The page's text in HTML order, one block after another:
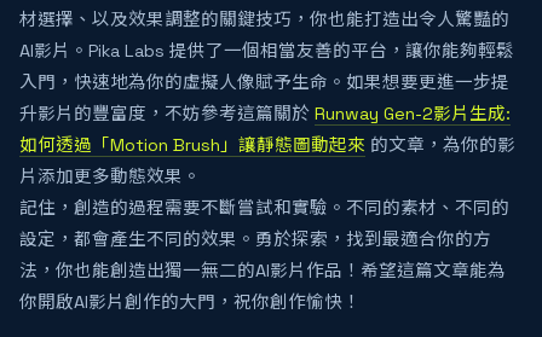
材選擇、以及效果調整的關鍵技巧，你也能打造出令人驚豔的
AI影片。Pika Labs 提供了一個相當友善的平台，讓你能夠輕鬆
入門，快速地為你的虛擬人像賦予生命。如果想要更進一步提
升影片的豐富度，不妨參考這篇關於 Runway Gen-2影片生成:
如何透過「Motion Brush」讓靜態圖動起來 的文章，為你的影
片添加更多動態效果。
記住，創造的過程需要不斷嘗試和實驗。不同的素材、不同的
設定，都會產生不同的效果。勇於探索，找到最適合你的方
法，你也能創造出獨一無二的AI影片作品！希望這篇文章能為
你開啟AI影片創作的大門，祝你創作愉快！